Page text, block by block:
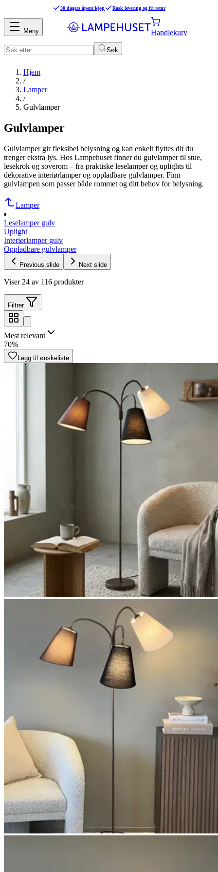
30 dagers åpent kjøp Rask levering og fri retur
Søk
Handlekurv
Meny
Hjem
/
Lamper
/
Gulvlamper
Gulvlamper
Gulvlamper gir fleksibel belysning og kan enkelt flyttes dit du
trenger ekstra lys. Hos Lampehuset finner du gulvlamper til stue,
lesekrok og soverom – fra praktiske leselamper og uplights til
dekorative interiørlamper og oppladbare gulvlamper. Finn
gulvlampen som passer både rommet og ditt behov for belysning.
Lamper
Leselamper gulv
Uplight
Interiørlamper gulv
Oppladbare gulvlamper
Previous slide Next slide
Viser 24 av 116 produkter
Filtrer
Mest relevant
70%
Legg til ønskeliste